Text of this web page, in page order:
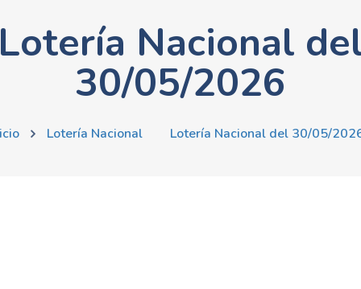
Nacional
30/05/2026
Lotería Nacional Lotería Nacional del 30/05/